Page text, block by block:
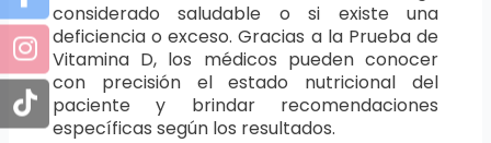
considerado saludable o si existe una
deficiencia o exceso. Gracias a la Prueba de
Vitamina D, los médicos pueden conocer
con precisión el estado nutricional del
paciente y brindar recomendaciones
específicas según los resultados.